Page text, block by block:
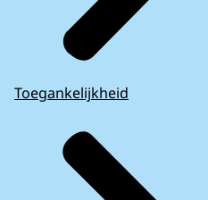
Toegankelijkheid